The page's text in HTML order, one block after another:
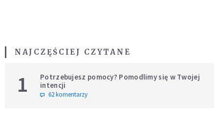
NAJCZĘŚCIEJ CZYTANE
1
Potrzebujesz pomocy? Pomodlimy się w Twojej
intencji
62 komentarzy